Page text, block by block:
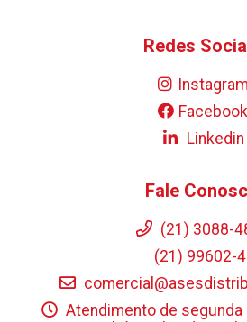
Redes
Instagram
Facebook
Linkedin
Fale
(21) 3088-
(21) 99602-
Atendimento de